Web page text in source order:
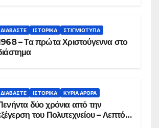
ΔΙΑΒΆΣΤΕ ΙΣΤΟΡΙΚΆ ΣΤΙΓΜΙΌΤΥΠΑ
– Τα πρώτα Χριστούγεννα στο
ΔΙΑΒΆΣΤΕ ΙΣΤΟΡΙΚΆ ΚΥΡΙΑ ΑΡΘΡΑ
δύο χρόνια από την
του Πολυτεχνείου – Λεπτό